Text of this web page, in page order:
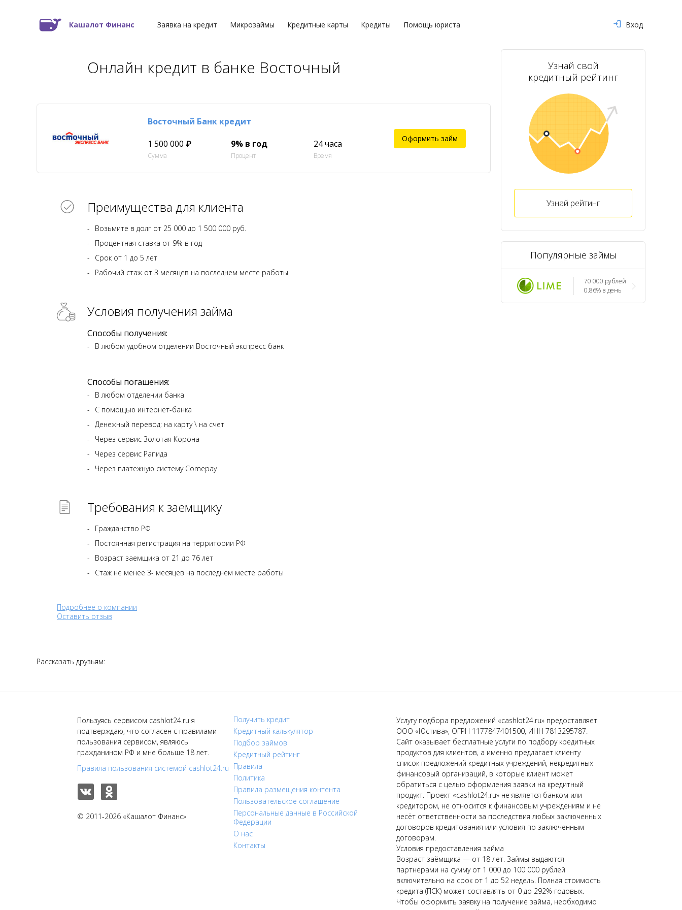
Кашалот Финанс Заявка на кредит Микрозаймы Кредитные карты Кредиты Помощь юриста Вход
Онлайн кредит в банке Восточный
Восточный Банк кредит
1 500 000 ₽
Сумма
9% в год
Процент
24 часа
Время
Оформить займ
Преимущества для клиента
Возьмите в долг от 25 000 до 1 500 000 руб.
Процентная ставка от 9% в год
Срок от 1 до 5 лет
Рабочий стаж от 3 месяцев на последнем месте работы
Условия получения займа
Способы получения:
В любом удобном отделении Восточный экспресс банк
Способы погашения:
В любом отделении банка
С помощью интернет-банка
Денежный перевод: на карту \ на счет
Через сервис Золотая Корона
Через сервис Рапида
Через платежную систему Comepay
Требования к заемщику
Гражданство РФ
Постоянная регистрация на территории РФ
Возраст заемщика от 21 до 76 лет
Стаж не менее 3- месяцев на последнем месте работы
Подробнее о компании
Оставить отзыв
Узнай свой
кредитный рейтинг
Узнай рейтинг
Популярные займы
70 000 рублей
0.86% в день
Рассказать друзьям:
Пользуясь сервисом cashlot24.ru я
подтверждаю, что согласен с правилами
пользования сервисом, являюсь
гражданином РФ и мне больше 18 лет.
Правила пользования системой cashlot24.ru
© 2011-2026 «Кашалот Финанс»
Получить кредит
Кредитный калькулятор
Подбор займов
Кредитный рейтинг
Правила
Политика
Правила размещения контента
Пользовательское соглашение
Персональные данные в Российской
Федерации
О нас
Контакты
Услугу подбора предложений «cashlot24.ru» предоставляет
ООО «Юстива», ОГРН 1177847401500, ИНН 7813295787.
Сайт оказывает бесплатные услуги по подбору кредитных
продуктов для клиентов, а именно предлагает клиенту
список предложений кредитных учреждений, некредитных
финансовый организаций, в которые клиент может
обратиться с целью оформления заявки на кредитный
продукт. Проект «cashlot24.ru» не является банком или
кредитором, не относится к финансовым учреждениям и не
несёт ответственности за последствия любых заключенных
договоров кредитования или условия по заключенным
договорам.
Условия предоставления займа
Возраст заёмщика — от 18 лет. Займы выдаются
партнерами на сумму от 1 000 до 100 000 рублей
включительно на срок от 1 до 52 недель. Полная стоимость
кредита (ПСК) может составлять от 0 до 292% годовых.
Чтобы оформить заявку на получение займа, необходимо